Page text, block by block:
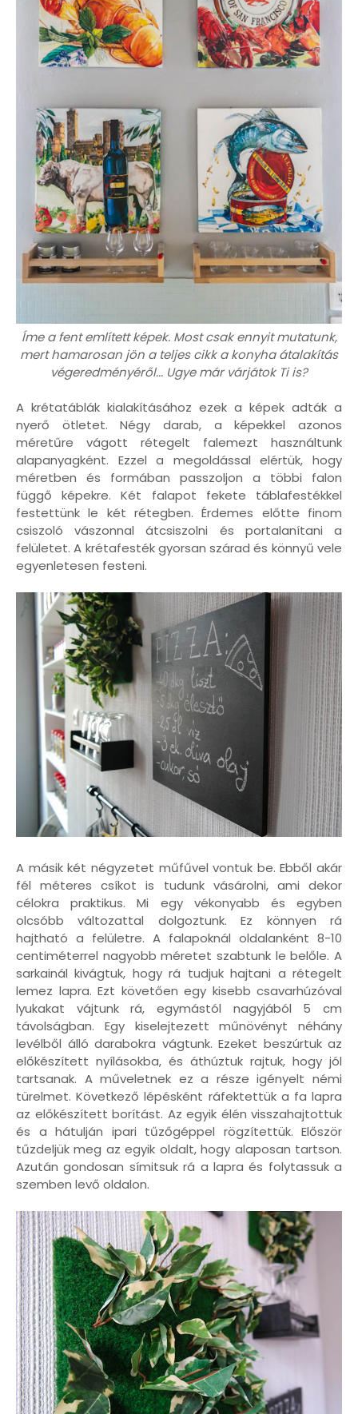
Íme a fent említett képek. Most csak ennyit mutatunk,
mert hamarosan jön a teljes cikk a konyha átalakítás
végeredményéről... Ugye már várjátok Ti is?
A krétatáblák kialakításához ezek a képek adták a
nyerő ötletet. Négy darab, a képekkel azonos
méretűre vágott rétegelt falemezt használtunk
alapanyagként. Ezzel a megoldással elértük, hogy
méretben és formában passzoljon a többi falon
függő képekre. Két falapot fekete táblafestékkel
festettünk le két rétegben. Érdemes előtte finom
csiszoló vászonnal átcsiszolni és portalanítani a
felületet. A krétafesték gyorsan szárad és könnyű vele
egyenletesen festeni.
A másik két négyzetet műfűvel vontuk be. Ebből akár
fél méteres csíkot is tudunk vásárolni, ami dekor
célokra praktikus. Mi egy vékonyabb és egyben
olcsóbb változattal dolgoztunk. Ez könnyen rá
hajtható a felületre. A falapoknál oldalanként 8-10
centiméterrel nagyobb méretet szabtunk le belőle. A
sarkainál kivágtuk, hogy rá tudjuk hajtani a rétegelt
lemez lapra. Ezt követően egy kisebb csavarhúzóval
lyukakat vájtunk rá, egymástól nagyjából 5 cm
távolságban. Egy kiselejtezett műnövényt néhány
levélből álló darabokra vágtunk. Ezeket beszúrtuk az
előkészített nyílásokba, és áthúztuk rajtuk, hogy jól
tartsanak. A műveletnek ez a része igényelt némi
türelmet. Következő lépésként ráfektettük a fa lapra
az előkészített borítást. Az egyik élén visszahajtottuk
és a hátulján ipari tűzőgéppel rögzítettük. Először
tűzdeljük meg az egyik oldalt, hogy alaposan tartson.
Azután gondosan símitsuk rá a lapra és folytassuk a
szemben levő oldalon.